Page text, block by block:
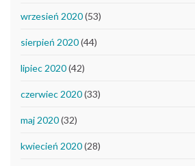
wrzesień 2020(53)
sierpień 2020(44)
lipiec 2020(42)
czerwiec 2020(33)
maj 2020(32)
kwiecień 2020(28)